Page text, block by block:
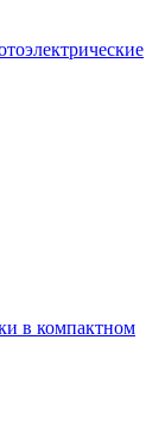
в компактном